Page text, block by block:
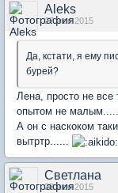
Aleks
27 июн 2015
Да, кстати, я ему
бурей?
Лена, просто не все
опытом не
А он с наскоком
вытртр......
Светлана
28 июн 2015